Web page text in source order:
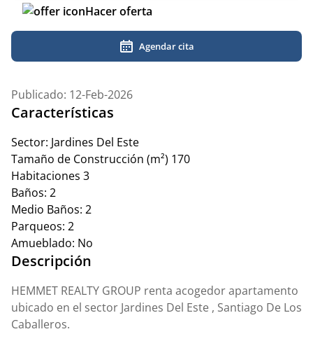
Hacer oferta
Agendar cita
Publicado: 12-Feb-2026
Características
Sector: Jardines Del Este
Tamaño de Construcción (m²) 170
Habitaciones 3
Baños: 2
Medio Baños: 2
Parqueos: 2
Amueblado: No
Descripción
HEMMET REALTY GROUP renta acogedor apartamento
ubicado en el sector Jardines Del Este , Santiago De Los
Caballeros.